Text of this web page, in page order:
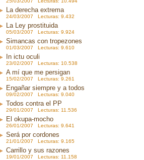
La derecha extrema
24/03/2007 Lecturas: 9.432
La Ley prostituida
05/03/2007 Lecturas: 9.924
Simancas con tropezones
01/03/2007 Lecturas: 9.610
In ictu oculi
23/02/2007 Lecturas: 10.538
A mí que me persigan
15/02/2007 Lecturas: 9.261
Engañar siempre y a todos
09/02/2007 Lecturas: 9.040
Todos contra el PP
29/01/2007 Lecturas: 11.536
El okupa-mocho
26/01/2007 Lecturas: 9.641
Será por cordones
21/01/2007 Lecturas: 9.165
Carrillo y sus razones
19/01/2007 Lecturas: 11.158